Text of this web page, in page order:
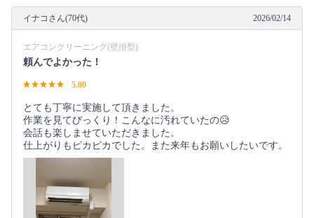
イナコさん(70代) 2026/02/14
エアコンクリーニング(壁掛型)
頼んでよかった！
5.00
とても丁寧に実施して頂きました。
作業を見てびっくり！こんなに汚れていたの😥
会話も楽しませていただきました。
仕上がりもピカピカでした。また来年もお願いしたいです。